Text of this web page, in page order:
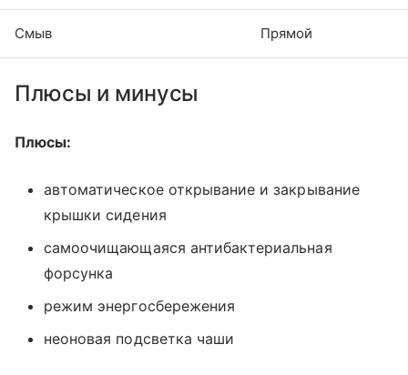
Смыв Прямой
Плюсы и минусы
Плюсы:
автоматическое открывание и закрывание
крышки сидения
самоочищающаяся антибактериальная
форсунка
режим энергосбережения
неоновая подсветка чаши